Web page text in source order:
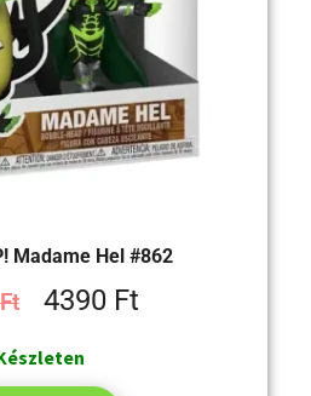
Madame Hel #862
Ft 4390 Ft